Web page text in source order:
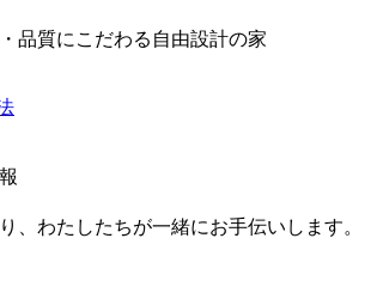
品質にこだわる自由設計の家
、わたしたちが一緒にお手伝いします。